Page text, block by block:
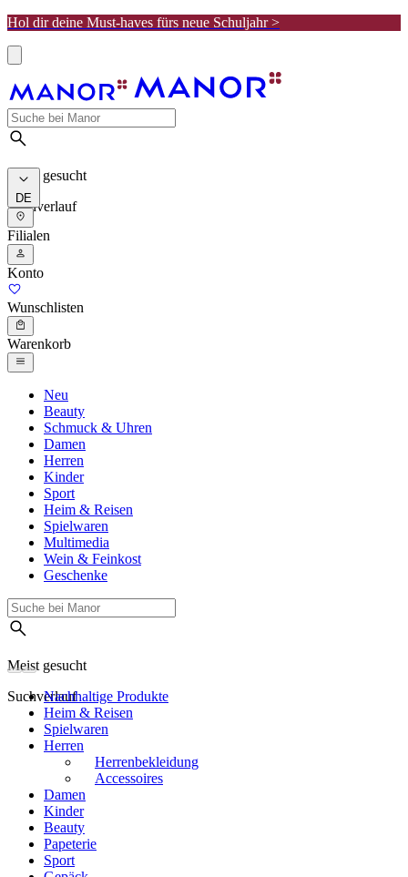
Hol dir deine Must-haves fürs neue Schuljahr >
Meist gesucht
Suchverlauf
DE
Filialen
Konto
Wunschlisten
Warenkorb
Neu
Beauty
Schmuck & Uhren
Damen
Herren
Kinder
Sport
Heim & Reisen
Spielwaren
Multimedia
Wein & Feinkost
Geschenke
Meist gesucht
SuchverlaufNachhaltige Produkte
Heim & Reisen
Spielwaren
Herren
Herrenbekleidung
Accessoires
Damen
Kinder
Beauty
Papeterie
Sport